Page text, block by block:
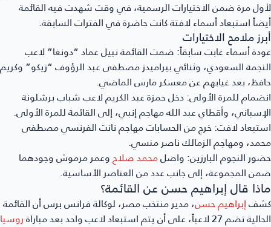
لأول مرة ضمن الاختيارات الرسمية، في وقت شهدت فيه القائمة
أيضاً استبعاد أسماء لافتة كانت حاضرة في الفترات السابقة.
أبرز ملامح الاختيارات
عودة أسماء غابت سابقاً:ضمت القائمة نبيل عماد “دونغا” لاعب
النجمة السعودي، وثنائي بيراميدز مصطفى عبد الرؤوف “زيكو” وكريم
حافظ، بعد غيابهم عن معسكر مارس الماضي.
انضمام للمرة الأولى:دخل حمزة عبد الكريم لاعب شباب برشلونة
الإسباني، وأقطاي عبد الله مهاجم إنبي، إلى القائمة للمرة الأولى.
استبعاد لافت:خرج من الحسابات مهاجم نانت الفرنسي مصطفى
محمد، ومهاجم الزمالك ناصر منسي.
حضور النجوم البارزين:واصلمحمد صلاحوعمر مرموش وجودهما
ضمن المجموعة، إلى جانب عدد من العناصر الأساسية.
ماذا قال إبراهيم حسن عن القائمة؟
كشفإبراهيم حسن، مدير منتخب مصر، لوكالة فرانس برس أن القائمة
الحالية تضم 27 لاعباً، على أن يتم استبعاد لاعب واحد بعد مباراة
روسيا